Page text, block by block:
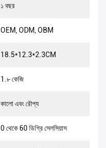
১ বছর
OEM, ODM, OBM
18.5*12.3*2.3CM
1.৮ কেজি
কালো এবং রৌপ্য
0 থেকে 60 ডিগ্রি সেলসিয়াস